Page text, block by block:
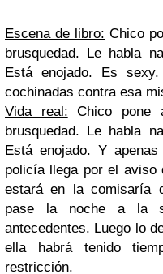
Escena de libro: Chico
brusquedad. Le habla
Está enojado. Es
cochinadas contra esa
Vida real: Chico pone
brusquedad. Le habla
Está enojado. Y
policía llega por el aviso
estará en la comisaría
pase la noche a la
antecedentes. Luego lo
ella habrá tenido
restricción.